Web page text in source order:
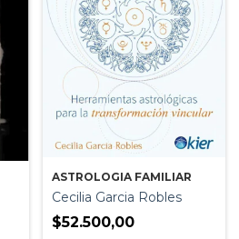
ASTROLOGIA FAMILIAR
Cecilia Garcia Robles
$52.500,00